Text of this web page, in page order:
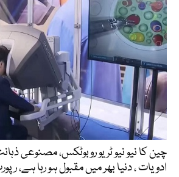
چین کا نیو نیو ٹریو روبوٹکس، مصنوعی
ادویات ، دنیا بھر میں مقبول ہو رہا ہے،